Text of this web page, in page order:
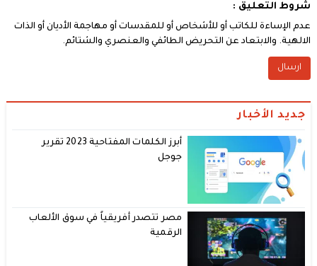
شروط التعليق :
عدم الإساءة للكاتب أو للأشخاص أو للمقدسات أو مهاجمة الأديان أو الذات
الالهية. والابتعاد عن التحريض الطائفي والعنصري والشتائم.
جديد الأخبار
أبرز الكلمات المفتاحية 2023 تقرير
جوجل
مصر تتصدر أفريقياً في سوق الألعاب
الرقمية